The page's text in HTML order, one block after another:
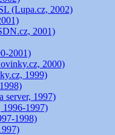
(Lupa.cz, 2002)
2001)
2001)
2000)
1999)
server, 1997)
1997)
1998)